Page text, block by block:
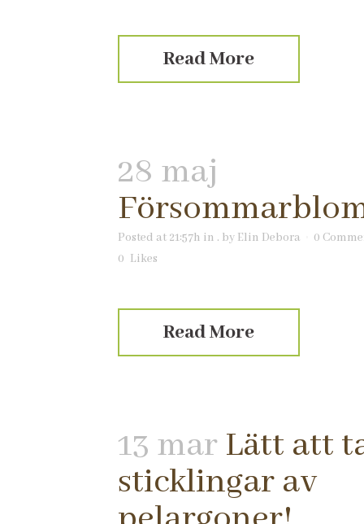
Read More
28 maj
Posted at 21:57h in . by Elin Debora
0
0 Likes
Read More
13 mar Lätt att
sticklingar av